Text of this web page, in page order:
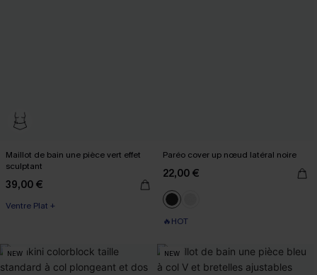
Maillot de bain une pièce vert effet
sculptant
39,00 €
Ventre Plat +
Paréo cover up nœud latéral noire
22,00 €
🔥HOT
NEW NEW